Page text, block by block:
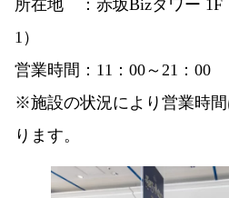
所在地 ： 赤坂Bizタワー 1F
1）
営業時間： 11：00～21：00
※施設の状況により営業時
ります。